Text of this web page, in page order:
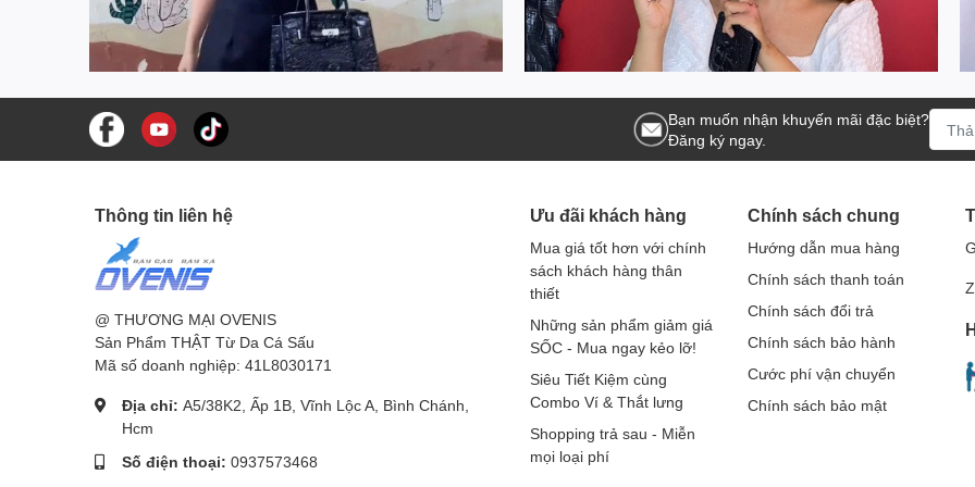
Bạn muốn nhận khuyến mãi đặc biệt?
Đăng ký ngay.
Thông tin liên hệ
@ THƯƠNG MẠI OVENIS
Sản Phẩm THẬT Từ Da Cá Sấu
Mã số doanh nghiệp: 41L8030171
Địa chỉ: A5/38K2, Ấp 1B, Vĩnh Lộc A, Bình Chánh,
Hcm
Số điện thoại: 0937573468
Ưu đãi khách hàng
Mua giá tốt hơn với chính
sách khách hàng thân
thiết
Những sản phẩm giảm giá
SỐC - Mua ngay kẻo lỡ!
Siêu Tiết Kiệm cùng
Combo Ví & Thắt lưng
Shopping trả sau - Miễn
mọi loại phí
Chính sách chung
Hướng dẫn mua hàng
Chính sách thanh toán
Chính sách đổi trả
Chính sách bảo hành
Cước phí vận chuyển
Chính sách bảo mật